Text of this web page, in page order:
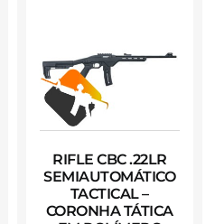
RIFLE CBC .22LR
SEMIAUTOMÁTICO
TACTICAL –
CORONHA TÁTICA